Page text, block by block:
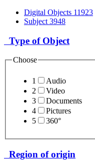
Digital Objects 11923
Subject 3948
Type of Object
Choose
1
Audio
2
Video
3
Documents
4
Pictures
5
360°
Region of origin